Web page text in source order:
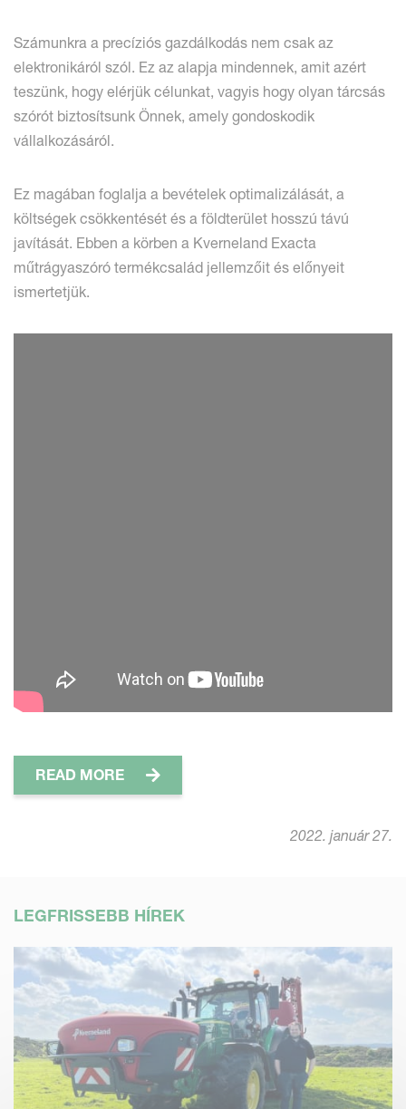
Számunkra a precíziós gazdálkodás nem csak az
elektronikáról szól. Ez az alapja mindennek, amit azért
teszünk, hogy elérjük célunkat, vagyis hogy olyan tárcsás
szórót biztosítsunk Önnek, amely gondoskodik
vállalkozásáról.
Ez magában foglalja a bevételek optimalizálását, a
költségek csökkentését és a földterület hosszú távú
javítását. Ebben a körben a Kverneland Exacta
műtrágyaszóró termékcsalád jellemzőit és előnyeit
ismertetjük.
READ MORE
2022. január 27.
LEGFRISSEBB HÍREK